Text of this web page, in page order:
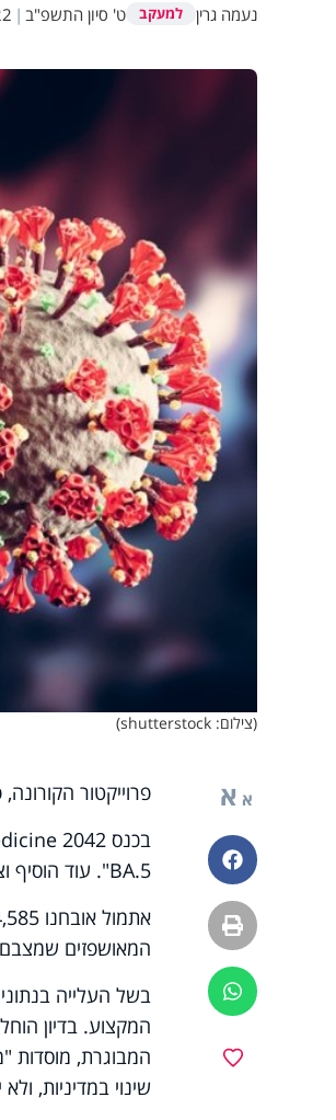
נעמה גרין למעקב ט' סיון התשפ"ב |
(צילום: shutterstock)
א א
פייסבוק
הדפסה
ווטסאפ
פרוייקטור
בכנס 2042
BA.5". עוד הוסיף וציין כי משרד הבריאות שוקל מתן חיסון חמישי, ובשלב זה לא יוטלו מגבלות חדשות.
המאושפזים שמצבם קשה ירד ל-89, מתוכם 21 במצב קריטי.
בשל העלייה
המקצוע. בדיון
המבוגרת, מוסדות
שינוי במדיניות,